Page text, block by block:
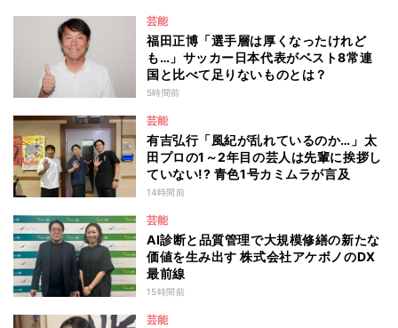
芸能
福田正博「選手層は厚くなったけれど
も…」サッカー日本代表がベスト8常連
国と比べて足りないものとは？
5時間前
芸能
有吉弘行「風紀が乱れているのか…」太
田プロの1～2年目の芸人は先輩に挨拶し
ていない!? 青色1号カミムラが言及
14時間前
芸能
AI診断と品質管理で大規模修繕の新たな
価値を生み出す 株式会社アケボノのDX
最前線
15時間前
芸能